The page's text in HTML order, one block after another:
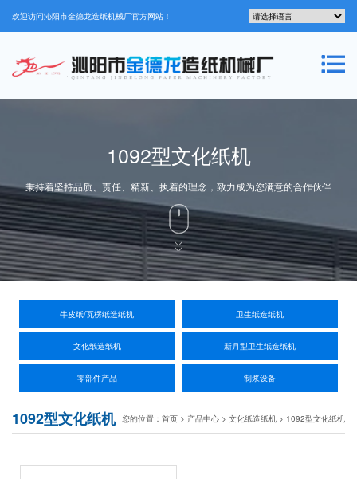
欢迎访问沁阳市金德龙造纸机械厂官方网站！
1092型文化纸机
秉持着坚持品质、责任、精新、执着的理念，致力成为您满意的合作伙伴
牛皮纸/瓦楞纸造纸机 卫生纸造纸机
文化纸造纸机 新月型卫生纸造纸机
零部件产品 制浆设备
1092型文化纸机 您的位置： 首页 > 产品中心 > 文化纸造纸机 > 1092型文化纸机